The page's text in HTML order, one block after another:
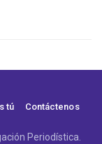
tú Contáctenos
Periodística.